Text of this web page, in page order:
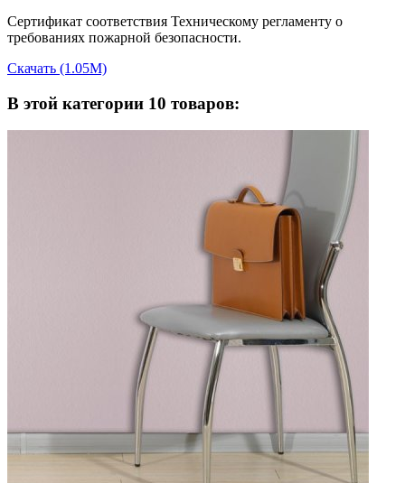
Сертификат соответствия Техническому регламенту о
требованиях пожарной безопасности.
Скачать (1.05M)
В этой категории 10 товаров: